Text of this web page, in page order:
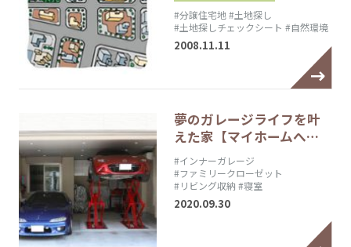
#分譲住宅地#土地探し
#土地探しチェックシート #自然環境
2008.11.11
夢のガレージライフを叶
えた家【マイホームへ…
#インナーガレージ
#ファミリークローゼット
#リビング収納 #寝室
2020.09.30